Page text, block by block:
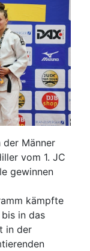
der Männer
vom 1. JC
gewinnen
kämpfte
in das
in der